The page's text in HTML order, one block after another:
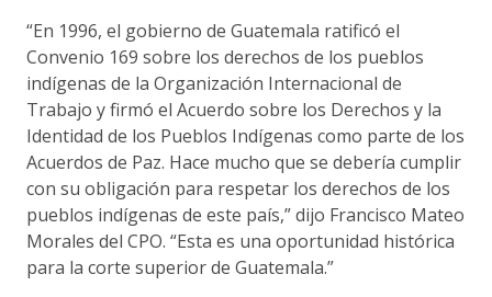
“En 1996, el gobierno de Guatemala ratificó el
Convenio 169 sobre los derechos de los pueblos
indígenas de la Organización Internacional de
Trabajo y firmó el Acuerdo sobre los Derechos y la
Identidad de los Pueblos Indígenas como parte de los
Acuerdos de Paz. Hace mucho que se debería cumplir
con su obligación para respetar los derechos de los
pueblos indígenas de este país,” dijo Francisco Mateo
Morales del CPO. “Esta es una oportunidad histórica
para la corte superior de Guatemala.”